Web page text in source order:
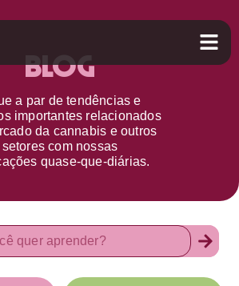
Blog
a par detendências e
importantes relacionados
da cannabis e outros
setorescom nossas
quase-que-diárias.